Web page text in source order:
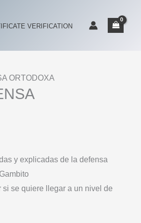
VERIFICATION
ORTODOXA
y explicadas de la defensa
se quiere llegar a un nivel de